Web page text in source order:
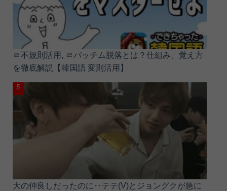
ㄹ不規則活用, ㄹパッチム脱落とは？仕組み、覚え方
を徹底解説【韓国語 変則活用】
大の仲良しだったのに‥テテ(V)とジョングクが急に